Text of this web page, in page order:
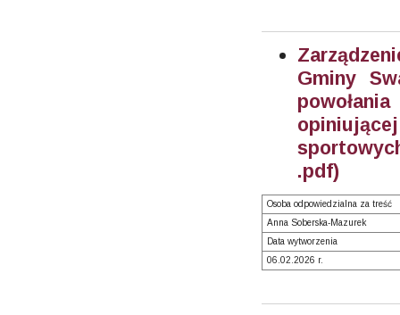
Gminy
.pdf)
Osoba odpowiedzialna za treść
Anna Soberska-Mazurek
Data wytworzenia
06.02.2026 r.